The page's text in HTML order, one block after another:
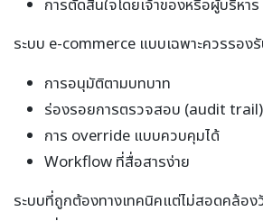
ระบบ e-commerce แบบเฉพาะควรรอง
การอนุมัติตามบทบาท
ร่องรอยการตรวจสอบ (audit trail)
การ override แบบควบคุมได้
Workflow ที่สื่อสารง่าย
ระบบที่ถูกต้องทางเทคนิคแต่ไม่สอดคล้อ